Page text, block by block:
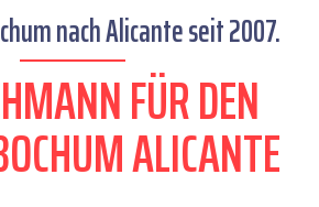
nach Alicante seit 2007.
FÜR DEN
ALICANTE